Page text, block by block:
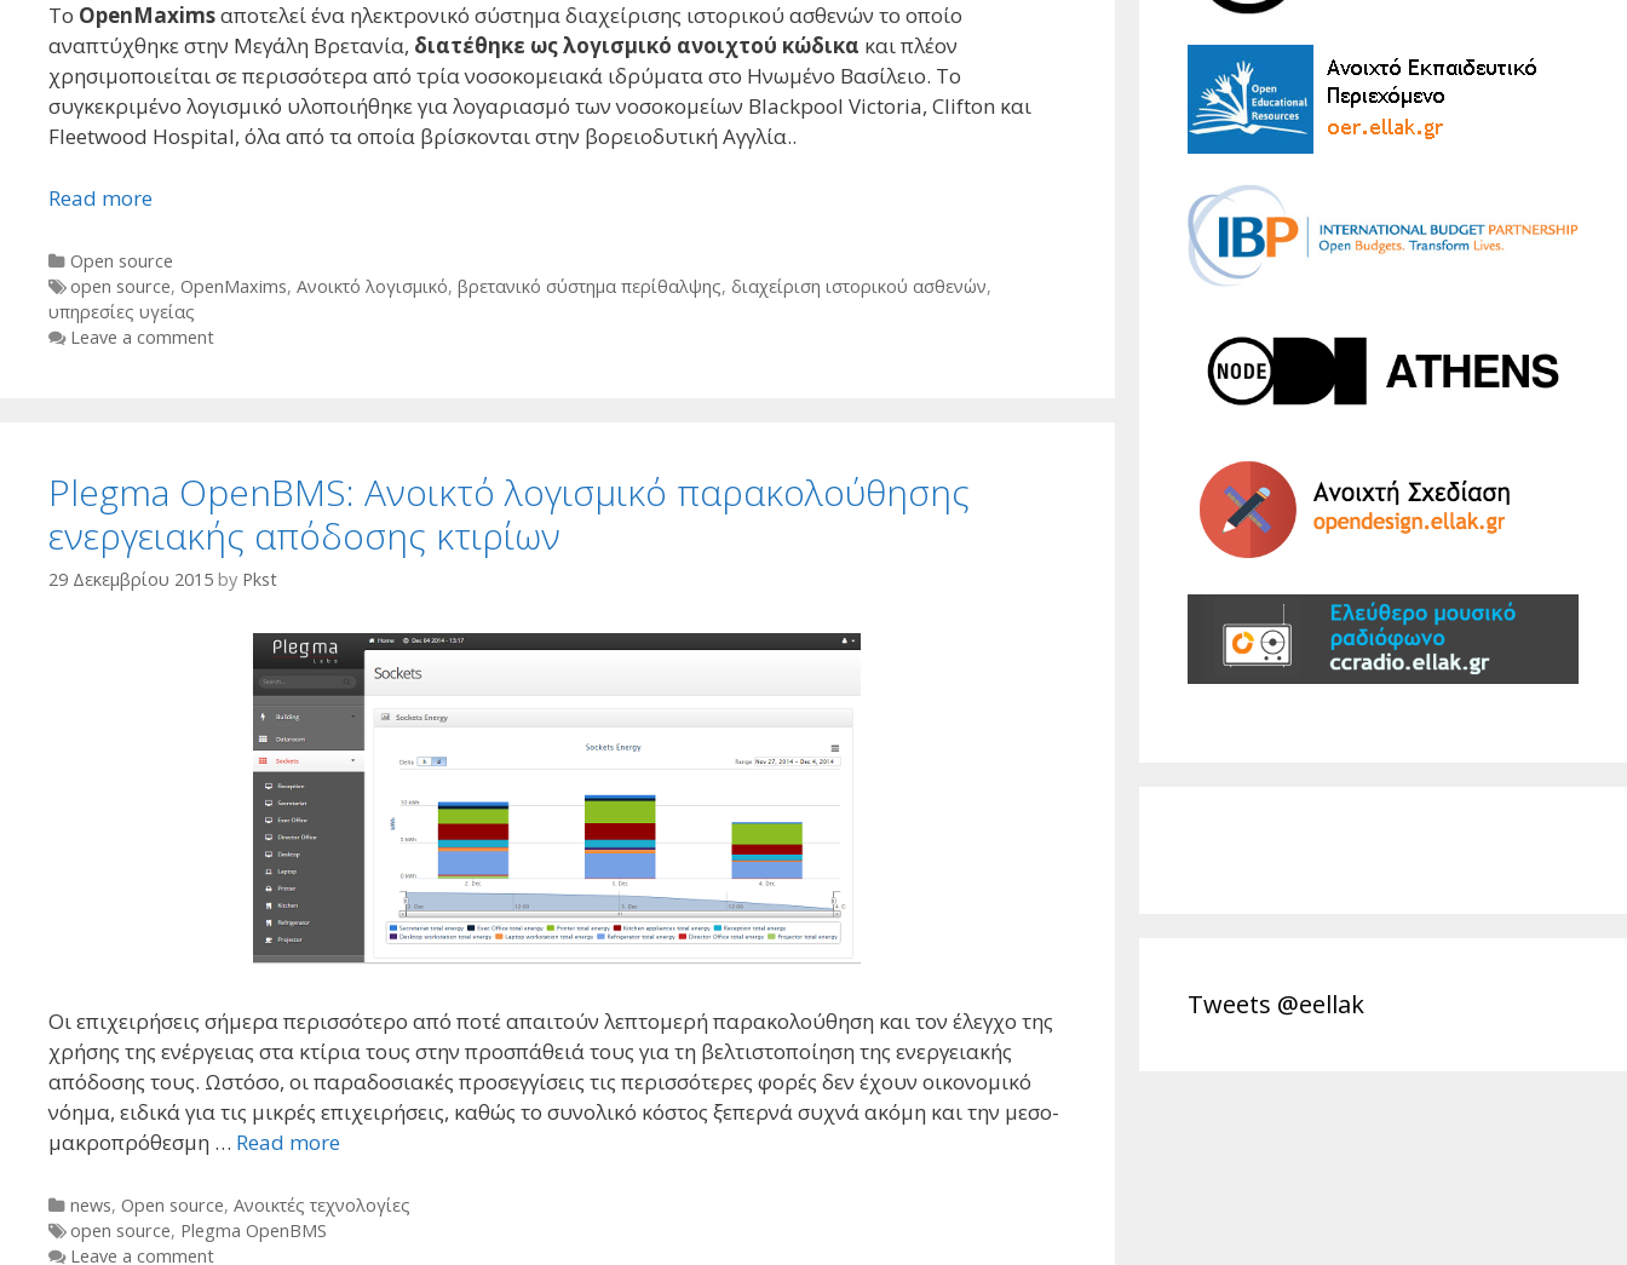
Το OpenMaximsαποτελεί ένα ηλεκτρονικό σύστημα διαχείρισης ιστορικού ασθενών το οποίο
αναπτύχθηκε στην Μεγάλη Βρετανία, διατέθηκε ως λογισμικό ανοιχτού κώδικα και πλέον
χρησιμοποιείται σε περισσότερα από τρία νοσοκομειακά ιδρύματα στο Ηνωμένο Βασίλειο. Το
συγκεκριμένο λογισμικό υλοποιήθηκε για λογαριασμό των νοσοκομείων Blackpool Victoria, Clifton και
Fleetwood Hospital, όλα από τα οποία βρίσκονται στην βορειοδυτική Αγγλία..
Read more
Categories
Open source
Tags
open source, OpenMaxims, Ανοικτό λογισμικό, βρετανικό σύστημα περίθαλψης, διαχείριση ιστορικού ασθενών,
υπηρεσίες υγείας
Leave a comment
Plegma OpenBMS: Ανοικτό λογισμικό παρακολούθησης
ενεργειακής απόδοσης κτιρίων
29 Δεκεμβρίου 2015 by Pkst
Οι επιχειρήσεις σήμερα περισσότερο από ποτέ απαιτούν λεπτομερή παρακολούθηση και τον έλεγχο της
χρήσης της ενέργειας στα κτίρια τους στην προσπάθειά τους για τη βελτιστοποίηση της ενεργειακής
απόδοσης τους. Ωστόσο, οι παραδοσιακές προσεγγίσεις τις περισσότερες φορές δεν έχουν οικονομικό
νόημα, ειδικά για τις μικρές επιχειρήσεις, καθώς το συνολικό κόστος ξεπερνά συχνά ακόμη και την μεσο-
μακροπρόθεσμη … Read more
Categories
news, Open source, Ανοικτές τεχνολογίες
Tags
open source, Plegma OpenBMS
Leave a comment
Tweets @eellak